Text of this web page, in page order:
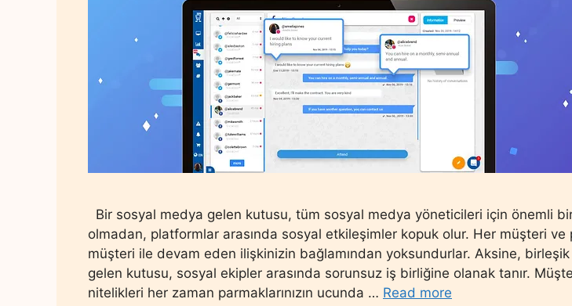
Bir sosyal medya gelen kutusu, tüm sosyal medya yöneticileri için önemli
olmadan, platformlar arasında sosyal etkileşimler kopuk olur. Her müşteri ve
müşteri ile devam eden ilişkinizin bağlamından yoksundurlar. Aksine,
gelen kutusu, sosyal ekipler arasında sorunsuz iş birliğine olanak tanır.
nitelikleri her zaman parmaklarınızın ucunda … Read more